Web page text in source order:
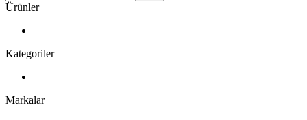
Ürünler
Kategoriler
Markalar